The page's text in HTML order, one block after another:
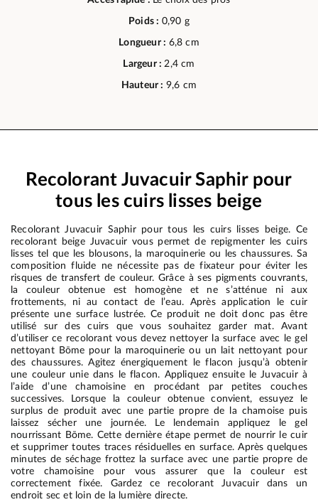
Poids : 0,90 g
Longueur : 6,8 cm
Largeur :2,4 cm
Hauteur : 9,6 cm
Recolorant Juvacuir Saphir pour
tous les cuirs lisses beige
Recolorant Juvacuir Saphir pour tous les cuirs lisses beige. Ce
recolorant beige Juvacuir vous permet de repigmenter les cuirs
lisses tel que les blousons, la maroquinerie ou les chaussures. Sa
composition fluide ne nécessite pas de fixateur pour éviter les
risques de transfert de couleur. Grâce à ses pigments couvrants,
la couleur obtenue est homogène et ne s’atténue ni aux
frottements, ni au contact de l’eau. Après application le cuir
présente une surface lustrée. Ce produit ne doit donc pas être
utilisé sur des cuirs que vous souhaitez garder mat. Avant
d’utiliser ce recolorant vous devez nettoyer la surface avec le gel
nettoyant Bōme pour la maroquinerie ou un lait nettoyant pour
des chaussures. Agitez énergiquement le flacon jusqu’à obtenir
une couleur unie dans le flacon. Appliquez ensuite le Juvacuir à
l’aide d’une chamoisine en procédant par petites couches
successives. Lorsque la couleur obtenue convient, essuyez le
surplus de produit avec une partie propre de la chamoise puis
laissez sécher une journée. Le lendemain appliquez le gel
nourrissant Bōme. Cette dernière étape permet de nourrir le cuir
et supprimer toutes traces résiduelles en surface. Après quelques
minutes de séchage frottez la surface avec une partie propre de
votre chamoisine pour vous assurer que la couleur est
correctement fixée. Gardez ce recolorant Juvacuir dans un
endroit sec et loin de la lumière directe.